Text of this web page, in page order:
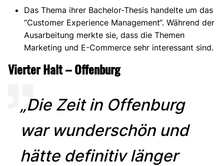
Das Thema ihrer Bachelor-Thesis handelte um das
“Customer Experience Management“. Während der
Ausarbeitung merkte sie, dass die Themen
Marketing und E-Commerce sehr interessant sind.
Vierter Halt – Offenburg
„Die Zeit in Offenburg
war wunderschön und
hätte definitiv länger